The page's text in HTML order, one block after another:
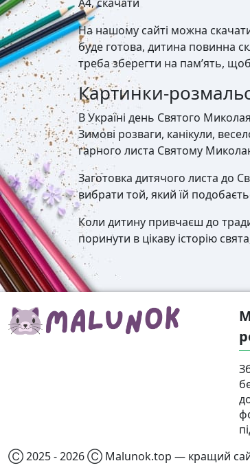
На нашому сайті можна
буде готова, дитина повинна
треба зберегти на пам’ять,
Картинки-
В Україні день Святого
Зимові розваги, канікули,
гарного листа Святому
Заготовка дитячого листа до
вибрати той, який їй
Коли дитину привчаєш до
поринути в цікаву історію
Ⓒ 2025 - 2026 Ⓒ Malunok.top — кращий сайт,